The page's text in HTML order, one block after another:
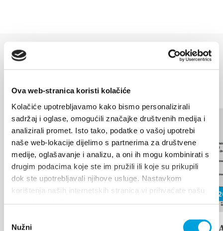
Ova web-stranica koristi kolačiće
Kolačiće upotrebljavamo kako bismo personalizirali
sadržaj i oglase, omogućili značajke društvenih medija i
analizirali promet. Isto tako, podatke o vašoj upotrebi
naše web-lokacije dijelimo s partnerima za društvene
medije, oglašavanje i analizu, a oni ih mogu kombinirati s
drugim podacima koje ste im pružili ili koje su prikupili
dok ste upotrebljavali njihove usluge. Nastavkom
korištenja naših internetskih stranica vi prihvaćate našu
pristanka
Nužni
MANIFESTATIONS
Découvrir plus
17 août 2026
Arias under the stars
Kaštel Stari is once again becoming
the stage for an unforgettable
musical experience. At the
traditional...
LIRE LA SUITE
26 juin